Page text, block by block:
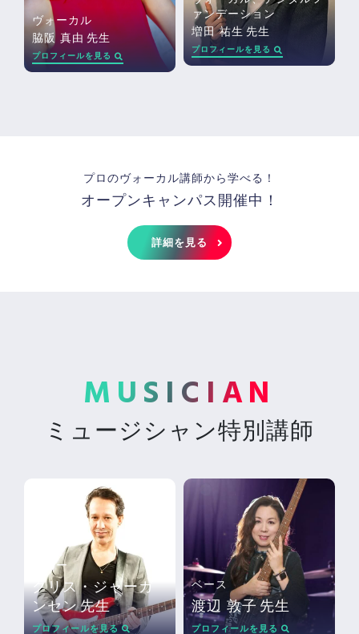
ヴォーカル
脇阪 真由 先生
プロフィールを見る
ァンデーション
増田 祐生 先生
プロフィールを見る
プロのヴォーカル講師から学べる！
オープンキャンパス開催中！
詳細を見る
MUSICIAN
ミュージシャン特別講師
ギター
クリス・ジャーガ
ンセン先生
プロフィールを見る
ベース
渡辺 敦子 先生
プロフィールを見る